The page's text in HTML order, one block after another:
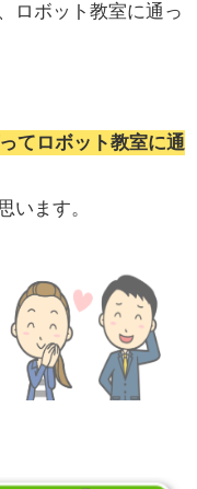
ロボット教室に通っ
てロボット教室に通
います。